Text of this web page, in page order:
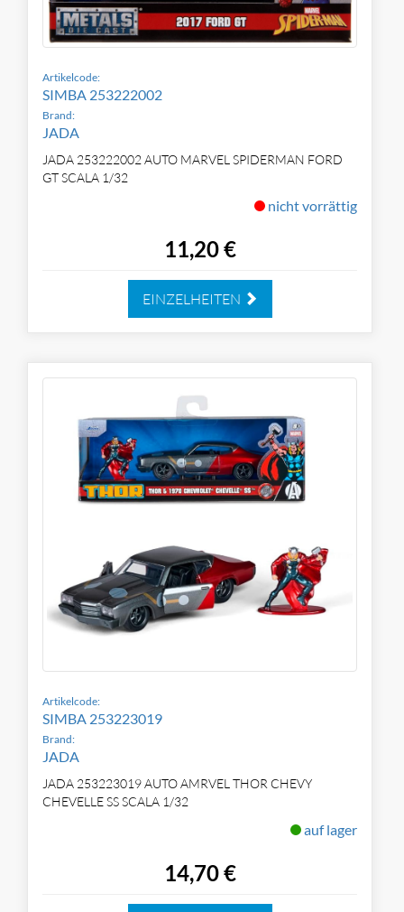
Artikelcode:
SIMBA 253222002
Brand:
JADA
JADA 253222002 AUTO MARVEL SPIDERMAN FORD
GT SCALA 1/32
nicht vorrättig
11,20 €
EINZELHEITEN
Artikelcode:
SIMBA 253223019
Brand:
JADA
JADA 253223019 AUTO AMRVEL THOR CHEVY
CHEVELLE SS SCALA 1/32
auf lager
14,70 €